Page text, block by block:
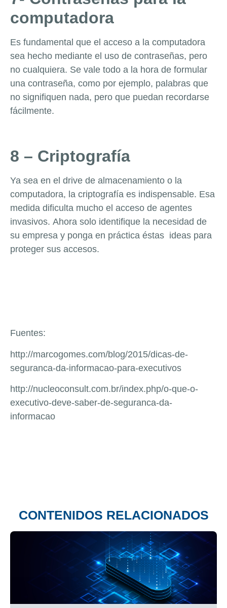
computadora
Es fundamental que el acceso a la computadora
sea hecho mediante el uso de contraseñas, pero
no cualquiera. Se vale todo a la hora de formular
una contraseña, como por ejemplo, palabras que
no signifiquen nada, pero que puedan recordarse
fácilmente.
8 – Criptografía
Ya sea en el drive de almacenamiento o la
computadora, la criptografía es indispensable. Esa
medida dificulta mucho el acceso de agentes
invasivos. Ahora solo identifique la necesidad de
su empresa y ponga en práctica éstas ideas para
proteger sus accesos.
Fuentes:
http://marcogomes.com/blog/2015/dicas-de-
seguranca-da-informacao-para-executivos
http://nucleoconsult.com.br/index.php/o-que-o-
executivo-deve-saber-de-seguranca-da-
informacao
CONTENIDOS RELACIONADOS